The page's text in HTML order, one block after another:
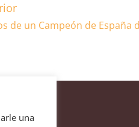
de un Campeón de España
una